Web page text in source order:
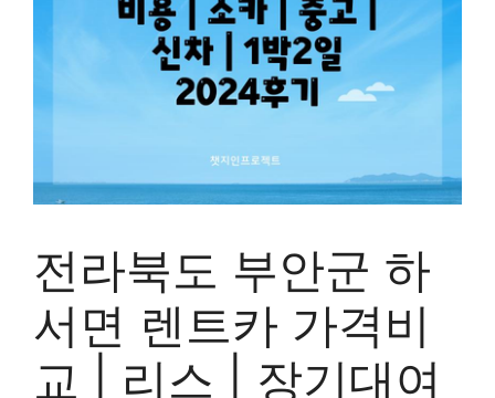
전라북도 부안군 하
서면 렌트카 가격비
교 | 리스 | 장기대여